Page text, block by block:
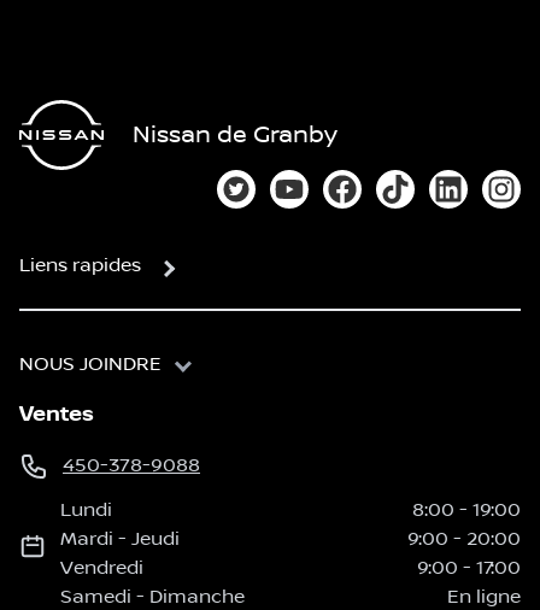
Nissan de Granby
Lien vers notre compte Twitter
Lien vers notre chaîne
Lien vers notre page
Lien vers notre
Lien vers
Liens rapides
NOUS JOINDRE
Ventes
450-378-9088
Lundi 8:00 - 19:00
Mardi -Jeudi 9:00 - 20:00
Vendredi
9:00 - 17:00
Samedi - Dimanche En ligne